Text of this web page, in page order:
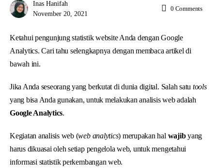
Inas Hanifah
November 20, 2021
0 Comments
Ketahui pengunjung statistik website Anda dengan Google
Analytics. Cari tahu selengkapnya dengan membaca artikel di
bawah ini.
Jika Anda seseorang yang berkutat di dunia digital. Salah satu tools
yang bisa Anda gunakan, untuk melakukan analisis web adalah
Google Analytics.
Kegiatan analisis web (web analytics) merupakan hal wajibyang
harus dikuasai oleh setiap pengelola web, untuk mengetahui
informasi statistik perkembangan web.